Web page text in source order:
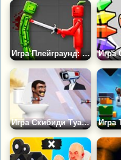
Игра Плейграунд: Война Регдоллов
Игра Скибиди Туалет Перестрелка